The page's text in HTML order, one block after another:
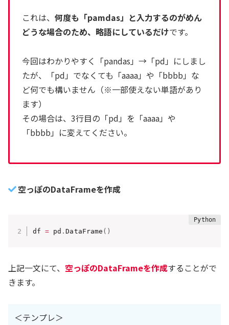
これは、 何度も「pamdas」と入力するのがめん
どうな場合のため、略語にしているだけです。
今回はわかりやすく「pandas」→「pd」にしまし
たが、「pd」でなくても「aaaa」や「bbbb」な
ど何でも構いません（※一部使えない単語があり
ます）
その場合は、3行目の「pd」を「aaaa」や
「bbbb」に変えてください。
空っぽのDataFrameを作成
df = pd .DataFrame ( )
上記一文にて、 空っぽのDataFrameを作成することがで
きます。
＜テンプレ＞